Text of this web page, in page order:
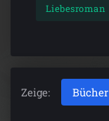
Liebesroman
Zeige: Bücher